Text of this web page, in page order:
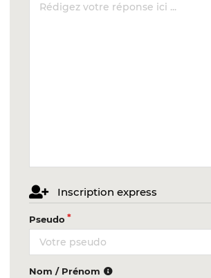
Inscription express
Pseudo
Nom / Prénom